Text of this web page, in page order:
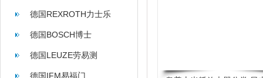
德国REXROTH力士乐
德国BOSCH博士
德国LEUZE劳易测
德国IFM易福门